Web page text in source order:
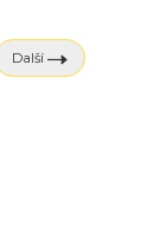
Další